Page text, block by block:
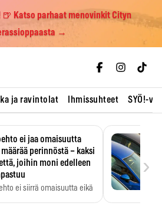
🍺 Katso parhaat menovinkit Cityn
→
ja ravintolat Ihmissuhteet SYÖ!-
ei jaa omaisuutta
perinnöstä – kaksi
joihin moni edelleen
ei siirrä omaisuutta eikä
›